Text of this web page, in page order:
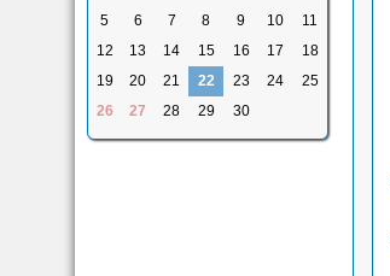
5
6 7 8 9 10
11
12
13 14 15 16 17
18
19
20 21 22 23 24
25
26
27 28 29 30